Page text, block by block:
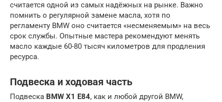
считается одной из самых надёжных на рынке. Важно
помнить о регулярной замене масла, хотя по
регламенту BMW оно считается «несменяемым» на весь
срок службы. Опытные мастера рекомендуют менять
масло каждые 60-80 тысяч километров для продления
ресурса.
Подвеска и ходовая часть
Подвеска BMW X1 E84, как и любой другой BMW,